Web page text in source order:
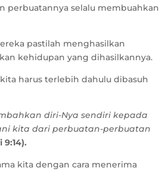
perbuatannya selalu membuahkan
pastilah menghasilkan
kehidupan yang dihasilkannya.
harus terlebih dahulu dibasuh
diri-Nya sendiri kepada
kita dari perbuatan-perbuatan
9:14).
kita dengan cara menerima